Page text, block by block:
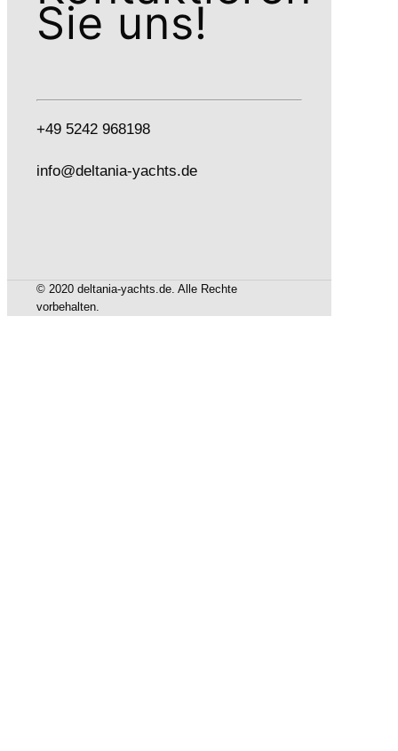
Sie uns!
+49 5242 968198
info@deltania-yachts.de
© 2020 deltania-yachts.de. Alle Rechte
vorbehalten.